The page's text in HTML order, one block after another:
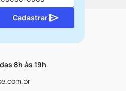
Cadastrar
8h às 19h